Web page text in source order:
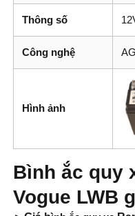
Thông số
Công nghệ
Hình ảnh
Bình ắc quy
Vogue LWB